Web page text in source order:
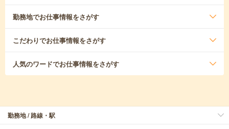
勤務地でお仕事情報をさがす
こだわりでお仕事情報をさがす
人気のワードでお仕事情報をさがす
勤務地 / 路線・駅